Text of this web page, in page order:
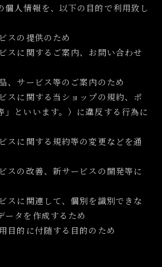
個人情報を、以下の目的で利用致し
スの提供のため
スに関するご案内、お問い合わせ
、サービス等のご案内のため
スに関する当ショップの規約、ポ
」といいます。）に違反する行為に
スに関する規約等の変更などを通
スの改善、新サービスの開発等に
スに関連して、個別を識別できな
ータを作成するため
目的に付随する目的のため